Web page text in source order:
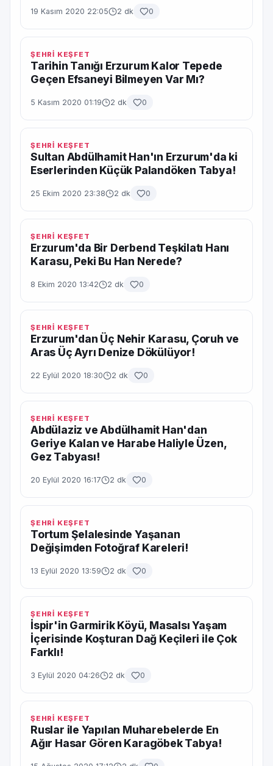
19 Kasım 2020 22:05 2 dk 0
ŞEHRİ KEŞFET
Tarihin Tanığı Erzurum Kalor Tepede
Geçen Efsaneyi Bilmeyen Var Mı?
5 Kasım 2020 01:19 2 dk 0
ŞEHRİ KEŞFET
Sultan Abdülhamit Han'ın Erzurum'da ki
Eserlerinden Küçük Palandöken Tabya!
25 Ekim 2020 23:38 2 dk 0
ŞEHRİ KEŞFET
Erzurum'da Bir Derbend Teşkilatı Hanı
Karasu, Peki Bu Han Nerede?
8 Ekim 2020 13:42 2 dk 0
ŞEHRİ KEŞFET
Erzurum'dan Üç Nehir Karasu, Çoruh ve
Aras Üç Ayrı Denize Dökülüyor!
22 Eylül 2020 18:30 2 dk 0
ŞEHRİ KEŞFET
Abdülaziz ve Abdülhamit Han'dan
Geriye Kalan ve Harabe Haliyle Üzen,
Gez Tabyası!
20 Eylül 2020 16:17 2 dk 0
ŞEHRİ KEŞFET
Tortum Şelalesinde Yaşanan
Değişimden Fotoğraf Kareleri!
13 Eylül 2020 13:59 2 dk 0
ŞEHRİ KEŞFET
İspir'in Garmirik Köyü, Masalsı Yaşam
İçerisinde Koşturan Dağ Keçileri ile Çok
Farklı!
3 Eylül 2020 04:26 2 dk 0
ŞEHRİ KEŞFET
Ruslar ile Yapılan Muharebelerde En
Ağır Hasar Gören Karagöbek Tabya!